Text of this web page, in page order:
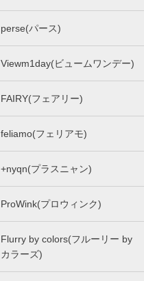
perse(パース)
Viewm1day(ビュームワンデー)
FAIRY(フェアリー)
feliamo(フェリアモ)
+nyqn(プラスニャン)
ProWink(プロウィンク)
Flurry by colors(フルーリー by
カラーズ)